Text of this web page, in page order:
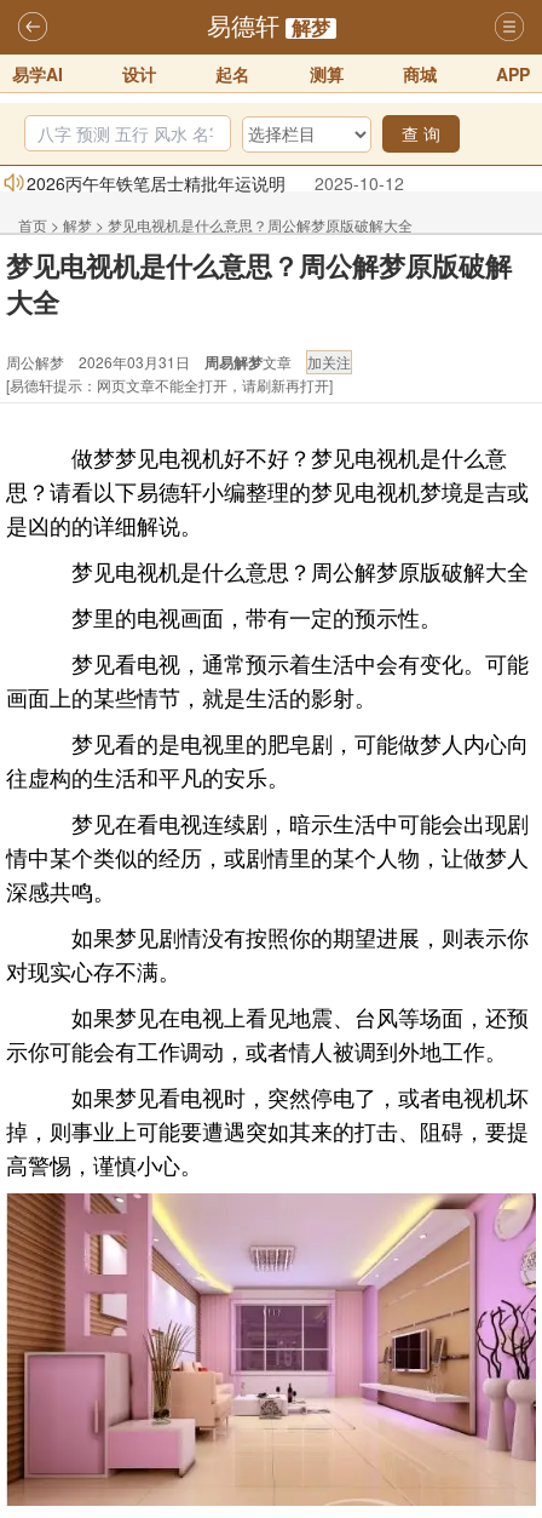
易德轩 解梦
易学AI 设计 起名 测算 商城 APP
查 询
2026丙午年铁笔居士精批年运说明
2025-10-12
易德轩易学ai，ai批八字紫微命理相学，ai智能体客服系统开通，欢迎
体验！！
易德轩网重构及升能完成，欢迎大家来体验新程序及感觉！！
2025-07-01
订！！
2025-10-01
首页 > 解梦 > 梦见电视机是什么意思？周公解梦原版破解大全
- 周公解梦
梦见电视机是什么意思？周公解梦原版破解
大全
周公解梦 2026年03月31日 周易解梦文章
[易德轩提示：网页文章不能全打开，请刷新再打开]
做梦梦见电视机好不好？梦见电视机是什么意
思？请看以下易德轩小编整理的梦见电视机梦境是吉或
是凶的的详细解说。
梦见电视机是什么意思？周公解梦原版破解大全
梦里的电视画面，带有一定的预示性。
梦见看电视，通常预示着生活中会有变化。可能
画面上的某些情节，就是生活的影射。
梦见看的是电视里的肥皂剧，可能做梦人内心向
往虚构的生活和平凡的安乐。
梦见在看电视连续剧，暗示生活中可能会出现剧
情中某个类似的经历，或剧情里的某个人物，让做梦人
深感共鸣。
如果梦见剧情没有按照你的期望进展，则表示你
对现实心存不满。
如果梦见在电视上看见地震、台风等场面，还预
示你可能会有工作调动，或者情人被调到外地工作。
如果梦见看电视时，突然停电了，或者电视机坏
掉，则事业上可能要遭遇突如其来的打击、阻碍，要提
高警惕，谨慎小心。